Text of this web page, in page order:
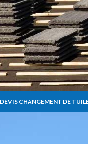
DEVIS CHANGEMENT DE